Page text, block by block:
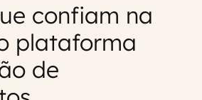
confiam na
plataforma
de